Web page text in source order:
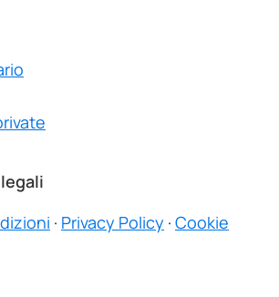
· Privacy Policy · Cookie